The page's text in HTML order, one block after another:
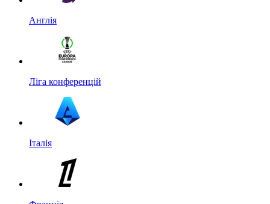
Англія
Ліга конференцій
Італія